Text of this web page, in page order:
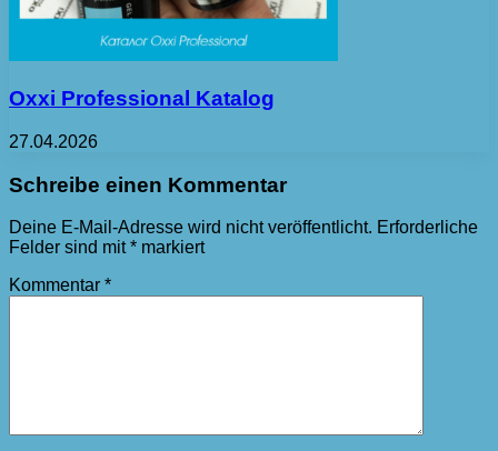
Oxxi Professional Katalog
27.04.2026
Schreibe einen Kommentar
Deine E-Mail-Adresse wird nicht veröffentlicht. Erforderliche
Felder sind mit* markiert
Kommentar *